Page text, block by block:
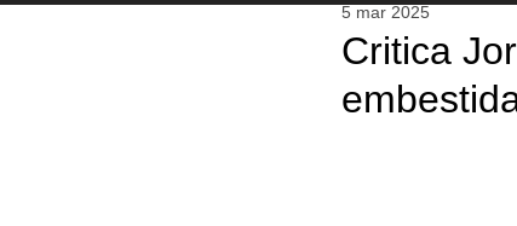
Critica
5 mar 2025